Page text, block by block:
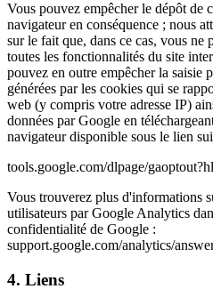
Vous pouvez empêcher le dépôt de
navigateur en conséquence ; nous
sur le fait que, dans ce cas, vous ne
toutes les fonctionnalités du site
pouvez en outre empêcher la saisie
générées par les cookies qui se
web (y compris votre adresse IP)
données par Google en
navigateur disponible sous le lien
tools.google.com/dlpage/
Vous trouverez plus d'informations
utilisateurs par Google Analytics
confidentialité de Google :
support.google.com/analytics/
4. Liens